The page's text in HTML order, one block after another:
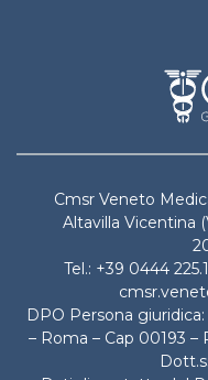
Cmsr Veneto
Altavilla Vicentina
Tel.: +39 0444
DPO Persona giuridica:
– Roma – Cap 00193 –